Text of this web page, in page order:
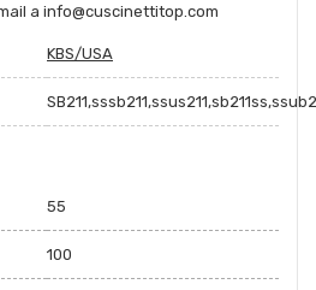
a info@cuscinettitop.com
KBS/USA
55
100